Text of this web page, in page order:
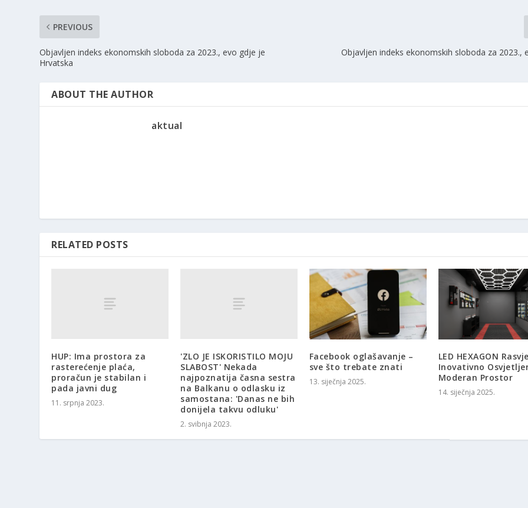
PREVIOUS
Objavljen indeks ekonomskih sloboda za 2023., evo gdje je
Hrvatska
Objavljen indeks ekonomskih sloboda za 2023.,
ABOUT THE AUTHOR
aktual
RELATED POSTS
HUP: Ima prostora za
rasterećenje plaća,
proračun je stabilan i
pada javni dug
11. srpnja 2023.
'ZLO JE ISKORISTILO MOJU
SLABOST' Nekada
najpoznatija časna sestra
na Balkanu o odlasku iz
samostana: 'Danas ne bih
donijela takvu odluku'
2. svibnja 2023.
Facebook oglašavanje –
sve što trebate znati
13. siječnja 2025.
LED HEXAGON
Inovativno
Moderan Prostor
14. siječnja 2025.